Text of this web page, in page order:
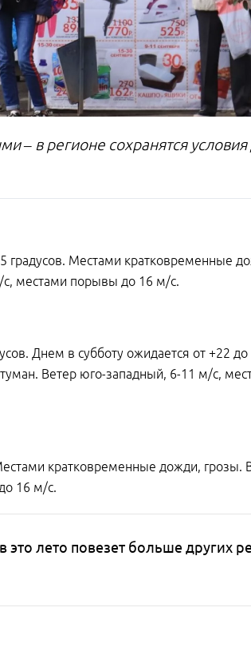
– в регионе сохранятся условия
градусов. Местами кратковременные
с, местами порывы до 16 м/с.
Днем в субботу ожидается от +22
Ветер юго-западный, 6-11 м/с,
кратковременные дожди, грозы.
16 м/с.
это лето повезет больше других